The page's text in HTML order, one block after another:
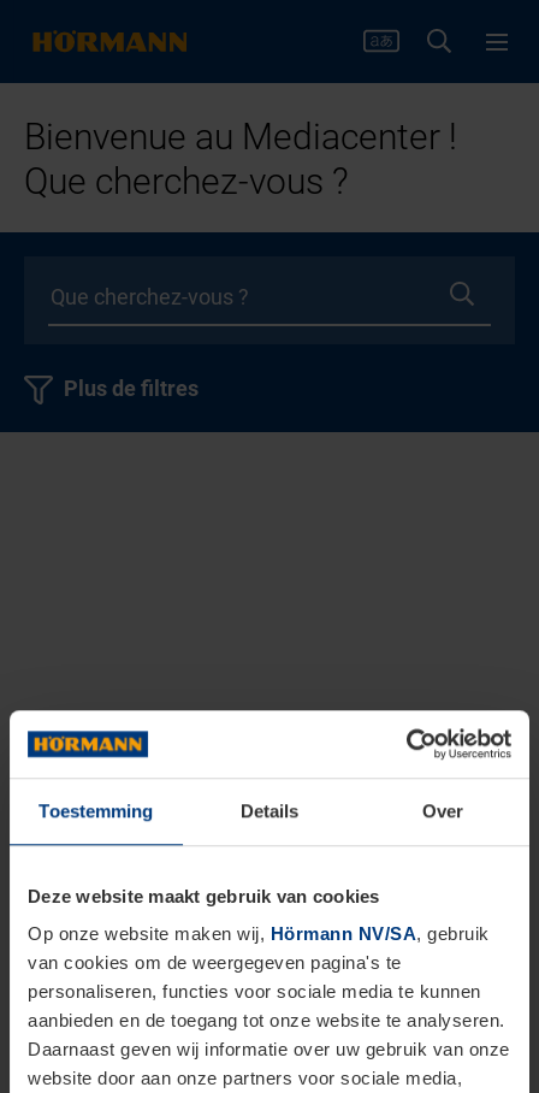
Toestemming Details Over
Deze website maakt gebruik van cookies
Op onze website maken wij, Hörmann NV/SA, gebruik
van cookies om de weergegeven pagina's te
personaliseren, functies voor sociale media te kunnen
aanbieden en de toegang tot onze website te analyseren.
Daarnaast geven wij informatie over uw gebruik van onze
website door aan onze partners voor sociale media,
Bienvenue au Mediacenter !
Que cherchez-vous ?
Plus de filtres